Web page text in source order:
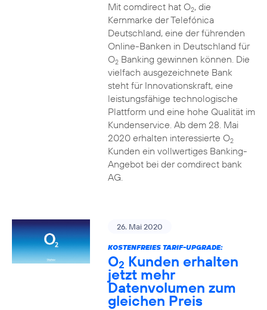
Mit comdirect hat O2, die
Kernmarke der Telefónica
Deutschland, eine der führenden
Online-Banken in Deutschland für
O2Banking gewinnen können. Die
vielfach ausgezeichnete Bank
steht für Innovationskraft, eine
leistungsfähige technologische
Plattform und eine hohe Qualität im
Kundenservice. Ab dem 28. Mai
2020 erhalten interessierte O2
Kunden ein vollwertiges Banking-
Angebot bei der comdirect bank
AG.
26. Mai 2020
KOSTENFREIES TARIF-UPGRADE:
O2 Kunden erhalten
jetzt mehr
Datenvolumen zum
gleichen Preis